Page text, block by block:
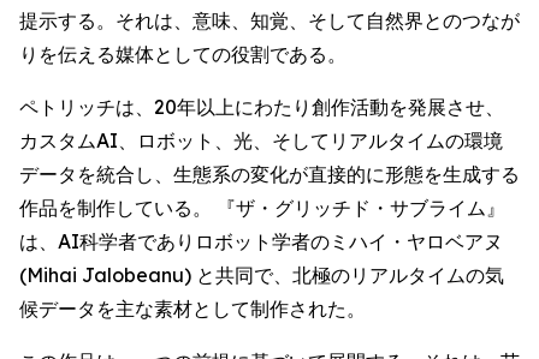
提示する。それは、意味、知覚、そして自然界とのつなが
りを伝える媒体としての役割である。
ペトリッチは、20年以上にわたり創作活動を発展させ、
カスタムAI、ロボット、光、そしてリアルタイムの環境
データを統合し、生態系の変化が直接的に形態を生成する
作品を制作している。 『ザ・グリッチド・サブライム』
は、AI科学者でありロボット学者のミハイ・ヤロベアヌ
(Mihai Jalobeanu) と共同で、北極のリアルタイムの気
候データを主な素材として制作された。